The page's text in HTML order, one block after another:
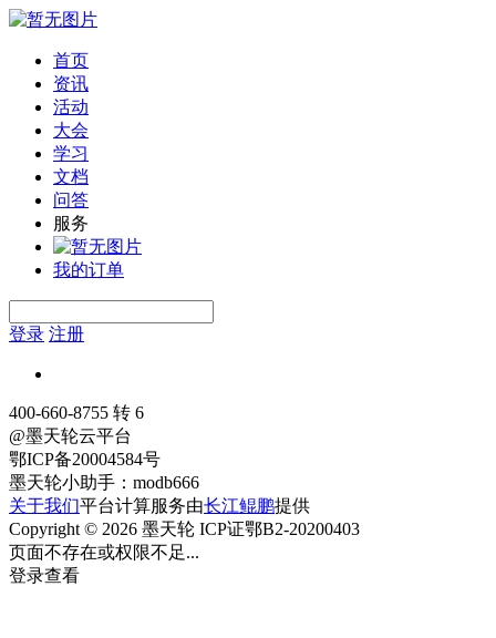
首页
资讯
活动
大会
学习
文档
问答
服务
我的订单
登录 注册
400-660-8755 转 6
@墨天轮云平台
鄂ICP备20004584号
墨天轮小助手：modb666
关于我们平台计算服务由长江鲲鹏提供
Copyright © 2026 墨天轮 ICP证鄂B2-20200403
页面不存在或权限不足...
登录查看